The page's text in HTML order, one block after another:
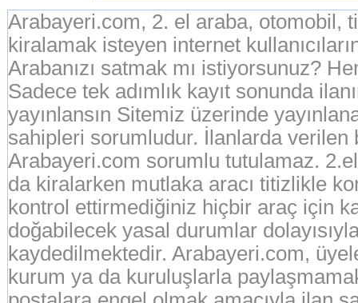
Arabayeri.com, 2. el araba, otomobil,
kiralamak isteyen internet
Arabanızı satmak mı istiyorsunuz?
Sadece tek adımlık kayıt sonunda
yayınlansın Sitemiz üzerinde
sahipleri sorumludur. İlanlarda verilen
Arabayeri.com sorumlu tutulamaz.
da kiralarken mutlaka aracı titizlikle
kontrol ettirmediğiniz hiçbir araç için
doğabilecek yasal durumlar
kaydedilmektedir. Arabayeri.com,
kurum ya da kuruluşlarla